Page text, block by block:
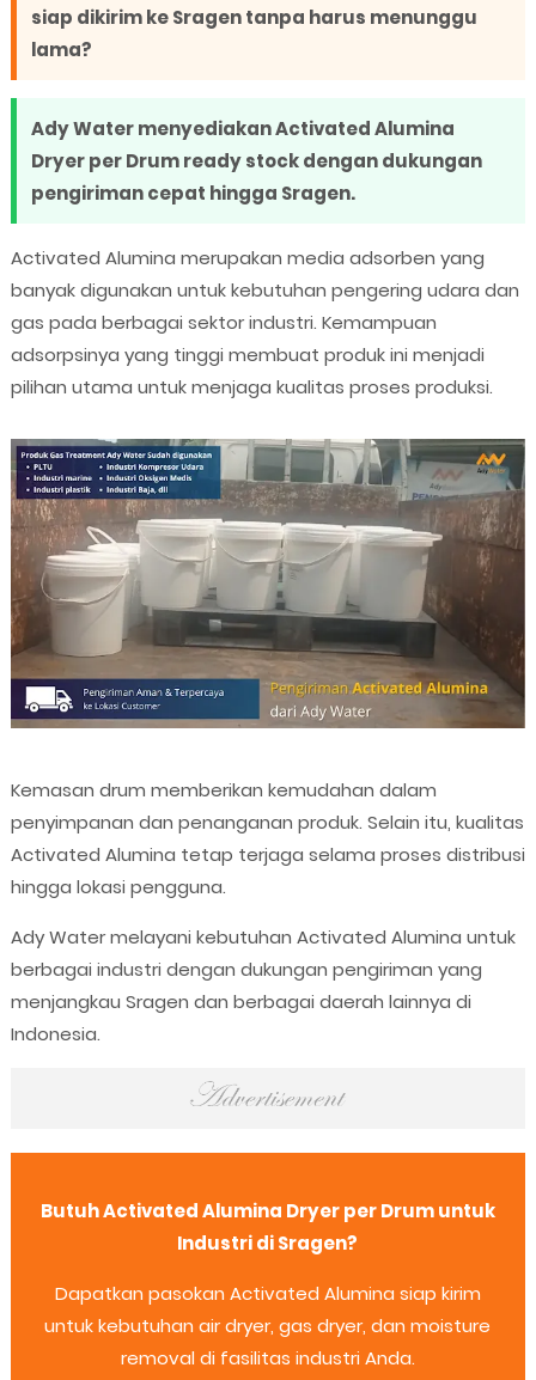
siap dikirim ke Sragen tanpa harus menunggu
lama?
Ady Water menyediakan Activated Alumina
Dryer per Drum ready stock dengan dukungan
pengiriman cepat hingga Sragen.
Activated Alumina merupakan media adsorben yang
banyak digunakan untuk kebutuhan pengering udara dan
gas pada berbagai sektor industri. Kemampuan
adsorpsinya yang tinggi membuat produk ini menjadi
pilihan utama untuk menjaga kualitas proses produksi.
Kemasan drum memberikan kemudahan dalam
penyimpanan dan penanganan produk. Selain itu, kualitas
Activated Alumina tetap terjaga selama proses distribusi
hingga lokasi pengguna.
Ady Water melayani kebutuhan Activated Alumina untuk
berbagai industri dengan dukungan pengiriman yang
menjangkau Sragen dan berbagai daerah lainnya di
Indonesia.
Butuh Activated Alumina Dryer per Drum untuk
Industri di Sragen?
Dapatkan pasokan Activated Alumina siap kirim
untuk kebutuhan air dryer, gas dryer, dan moisture
removal di fasilitas industri Anda.